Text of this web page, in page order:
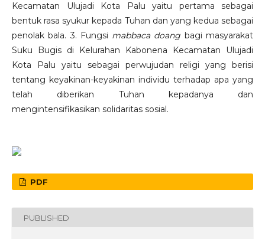
Kecamatan Ulujadi Kota Palu yaitu pertama sebagai
bentuk rasa syukur kepada Tuhan dan yang kedua sebagai
penolak bala. 3. Fungsi mabbaca doang bagi masyarakat
Suku Bugis di Kelurahan Kabonena Kecamatan Ulujadi
Kota Palu yaitu sebagai perwujudan religi yang berisi
tentang keyakinan-keyakinan individu terhadap apa yang
telah diberikan Tuhan kepadanya dan
mengintensifikasikan solidaritas sosial.
PDF
PUBLISHED